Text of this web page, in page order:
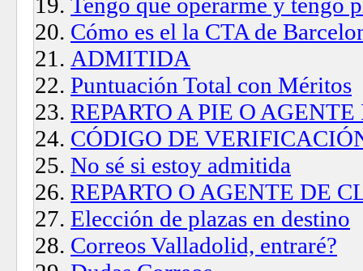
Cómo es el la CTA de
ADMITIDA
Puntuación Total con Méritos
REPARTO A PIE O
CÓDIGO DE
No sé si estoy admitida
REPARTO O AGENTE DE
Elección de plazas en destino
Correos Valladolid, entraré?